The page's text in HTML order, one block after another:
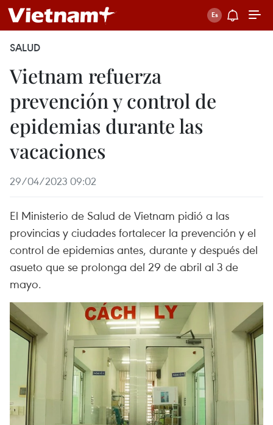
SALUD
Vietnam refuerza
prevención y control de
epidemias durante las
vacaciones
29/04/2023 09:02
El Ministerio de Salud de Vietnam pidió a las
provincias y ciudades fortalecer la prevención y el
control de epidemias antes, durante y después del
asueto que se prolonga del 29 de abril al 3 de
mayo.